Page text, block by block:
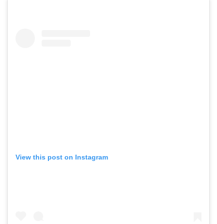
View this post on Instagram